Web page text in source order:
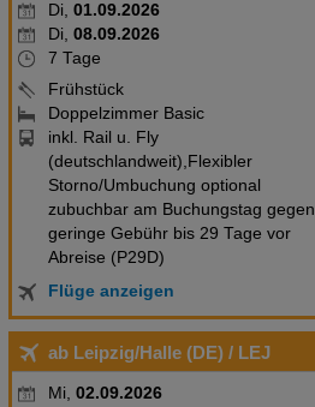
Di, 01.09.2026
Di, 08.09.2026
7 Tage
Frühstück
Doppelzimmer Basic
inkl. Rail u. Fly
(deutschlandweit),Flexibler
Storno/Umbuchung optional
zubuchbar am Buchungstag gegen
geringe Gebühr bis 29 Tage vor
Abreise (P29D)
Flüge anzeigen
ab Leipzig/Halle (DE) / LEJ
Mi, 02.09.2026